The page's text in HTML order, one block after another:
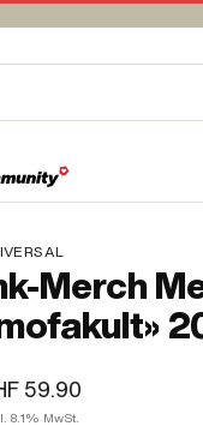
Merch
59.90
8.1% MwSt.